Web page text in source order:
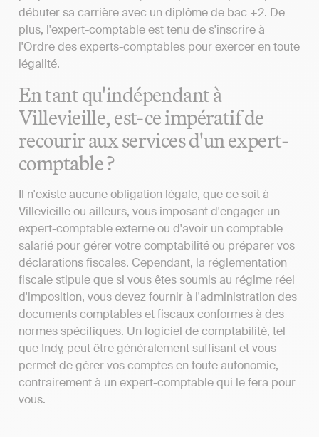
débuter sa carrière avec un diplôme de bac +2. De
plus, l'expert-comptable est tenu de s'inscrire à
l'Ordre des experts-comptables pour exercer en toute
légalité.
En tant qu'indépendant à
Villevieille, est-ce impératif de
recourir aux services d'un expert-
comptable ?
Il n'existe aucune obligation légale, que ce soit à
Villevieille ou ailleurs, vous imposant d'engager un
expert-comptable externe ou d'avoir un comptable
salarié pour gérer votre comptabilité ou préparer vos
déclarations fiscales. Cependant, la réglementation
fiscale stipule que si vous êtes soumis au régime réel
d'imposition, vous devez fournir à l'administration des
documents comptables et fiscaux conformes à des
normes spécifiques. Un logiciel de comptabilité, tel
que Indy, peut être généralement suffisant et vous
permet de gérer vos comptes en toute autonomie,
contrairement à un expert-comptable qui le fera pour
vous.